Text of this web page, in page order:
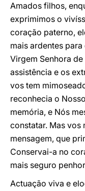
Amados filhos,
exprimimos o
coração paterno,
mais ardentes
Virgem Senhora
assistência e os
vos tem
reconhecia o
memória, e Nós
constatar. Mas vos
mensagem, que
Conservai-a no
mais seguro
Actuação viva e